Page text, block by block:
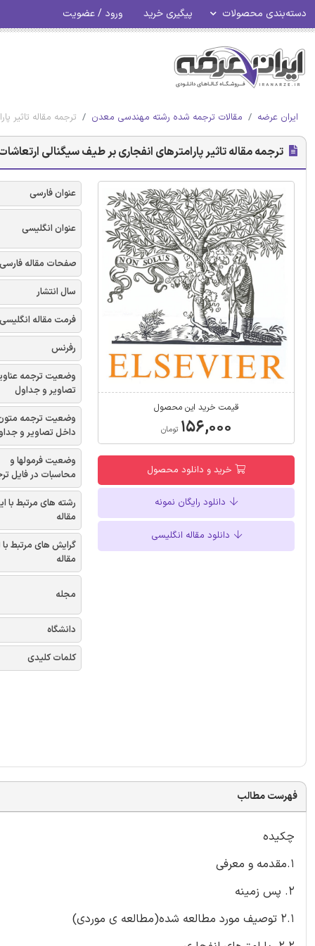
دسته‌بندی محصولات پیگیری خرید ورود / عضویت
ایران عرضه مقالات ترجمه شده رشته مهندسی معدن ترجمه مقاله تاثیر
ترجمه مقاله تاثیر پارامترهای انفجاری بر طیف سیگنالی
قیمت خرید این محصول
۱۵۶,۰۰۰ تومان
خرید و دانلود محصول
دانلود رایگان نمونه
دانلود مقاله انگلیسی
عنوان فارسی
عنوان انگلیسی
صفحات مقاله فارسی
سال انتشار
فرمت مقاله انگلیسی
رفرنس
وضعیت ترجمه
تصاویر و جداول
وضعیت ترجمه
داخل تصاویر و
وضعیت فرمولها و
محاسبات در فایل
رشته های مرتبط با
مقاله
گرایش های مرتبط با
مقاله
مجله
دانشگاه
کلمات کلیدی
فهرست مطالب
چکیده
1.مقدمه و معرفی
2. پس زمینه
2.1 توصیف مورد مطالعه شده(مطالعه ی موردی)